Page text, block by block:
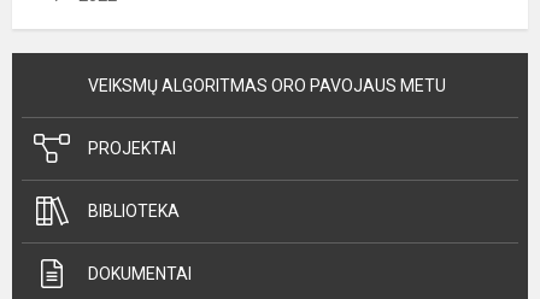
VEIKSMŲ ALGORITMAS ORO PAVOJAUS METU
PROJEKTAI
BIBLIOTEKA
DOKUMENTAI